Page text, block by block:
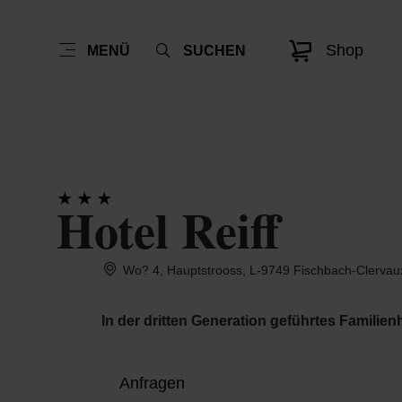
MENÜ SUCHEN Shop
Hotel Reiff
Wo? 4, Hauptstrooss, L-9749 Fischbach-
In der dritten Generation geführtes
Anfragen